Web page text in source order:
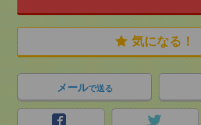
気になる！
メールで送る